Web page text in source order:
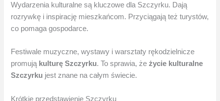
Wydarzenia kulturalne są kluczowe dla Szczyrku. Dają
rozrywkę i inspirację mieszkańcom. Przyciągają też turystów,
co pomaga gospodarce.
Festiwale muzyczne, wystawy i warsztaty rękodzielnicze
promują kulturę Szczyrku. To sprawia, żeżycie kulturalne
Szczyrku jest znane na całym świecie.
Krótkie przedstawienie Szczyrku